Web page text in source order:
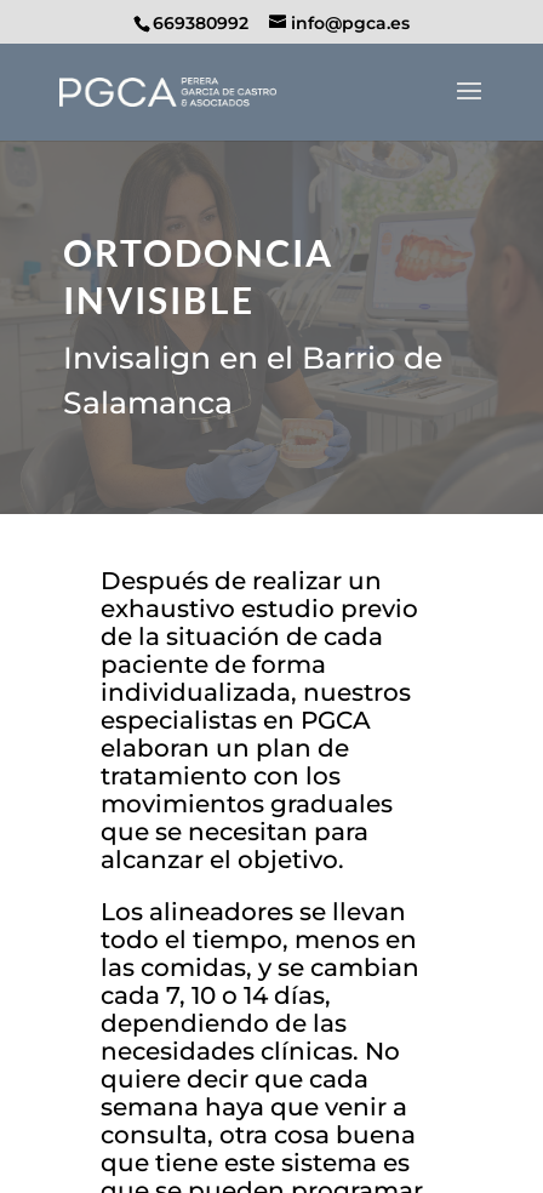
669380992 info@pgca.es
ORTODONCIA
INVISIBLE
Invisalign en el Barrio de
Salamanca
Después de realizar un
exhaustivo estudio previo
de la situación de cada
paciente de forma
individualizada, nuestros
especialistas en PGCA
elaboran un plan de
tratamiento con los
movimientos graduales
que se necesitan para
alcanzar el objetivo.
Los alineadores se llevan
todo el tiempo, menos en
las comidas, y se cambian
cada 7, 10 o 14 días,
dependiendo de las
necesidades clínicas. No
quiere decir que cada
semana haya que venir a
consulta, otra cosa buena
que tiene este sistema es